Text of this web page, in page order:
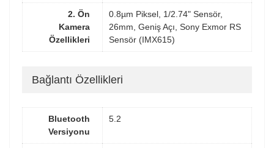
2. Ön
Kamera
Özellikleri
0.8µm Piksel, 1/2.74" Sensör,
26mm, Geniş Açı, Sony Exmor RS
Sensör (IMX615)
Bağlantı Özellikleri
Bluetooth
Versiyonu
5.2